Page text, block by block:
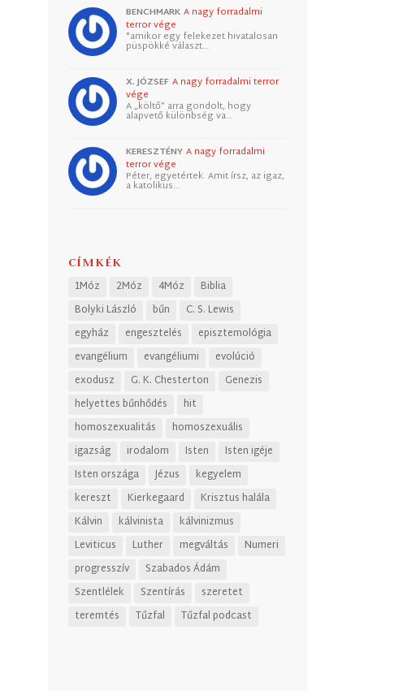
BENCHMARK A nagy forradalmi
terror vége
"amikor egy felekezet hivatalosan
püspökké választ…
X. JÓZSEF A nagy forradalmi terror
vége
A „költő” arra gondolt, hogy
alapvető különbség va…
KERESZTÉNY A nagy forradalmi
terror vége
Péter, egyetértek. Amit írsz, az igaz,
a katolikus…
CÍMKÉK
1Móz 2Móz 4Móz
Biblia
Bolyki László
bűn
C. S. Lewis
egyház
engesztelés
episztemológia
evangélium
evangéliumi
evolúció
exodusz
G. K. Chesterton
Genezis
helyettes bűnhődés
hit
homoszexualitás
homoszexuális
igazság
irodalom Isten
Isten igéje
Isten országa
Jézus
kegyelem
kereszt
Kierkegaard
Krisztus halála
Kálvin
kálvinista
kálvinizmus
Leviticus
Luther megváltás
Numeri
progresszív
Szabados Ádám
Szentlélek
Szentírás
szeretet
teremtés
Tűzfal Tűzfal podcast